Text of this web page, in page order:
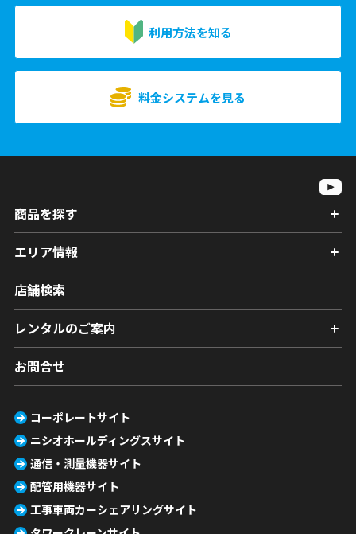
利用方法を知る
料金システムを見る
商品を探す
エリア情報
店舗検索
レンタルのご案内
お問合せ
コーポレートサイト
ニシオホールディングスサイト
通信・測量機器サイト
配管用機器サイト
工事車両カーシェアリングサイト